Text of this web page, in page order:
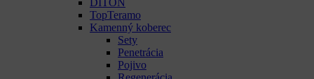
DITON
TopTeramo
Kamenný koberec
Sety
Penetrácia
Pojivo